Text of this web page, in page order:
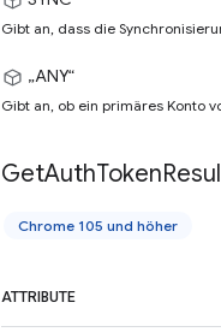
Gibt an, dass die
„ANY“
Gibt an, ob ein primäres Konto
GetAuthToken
Chrome 105 und höher
ATTRIBUTE